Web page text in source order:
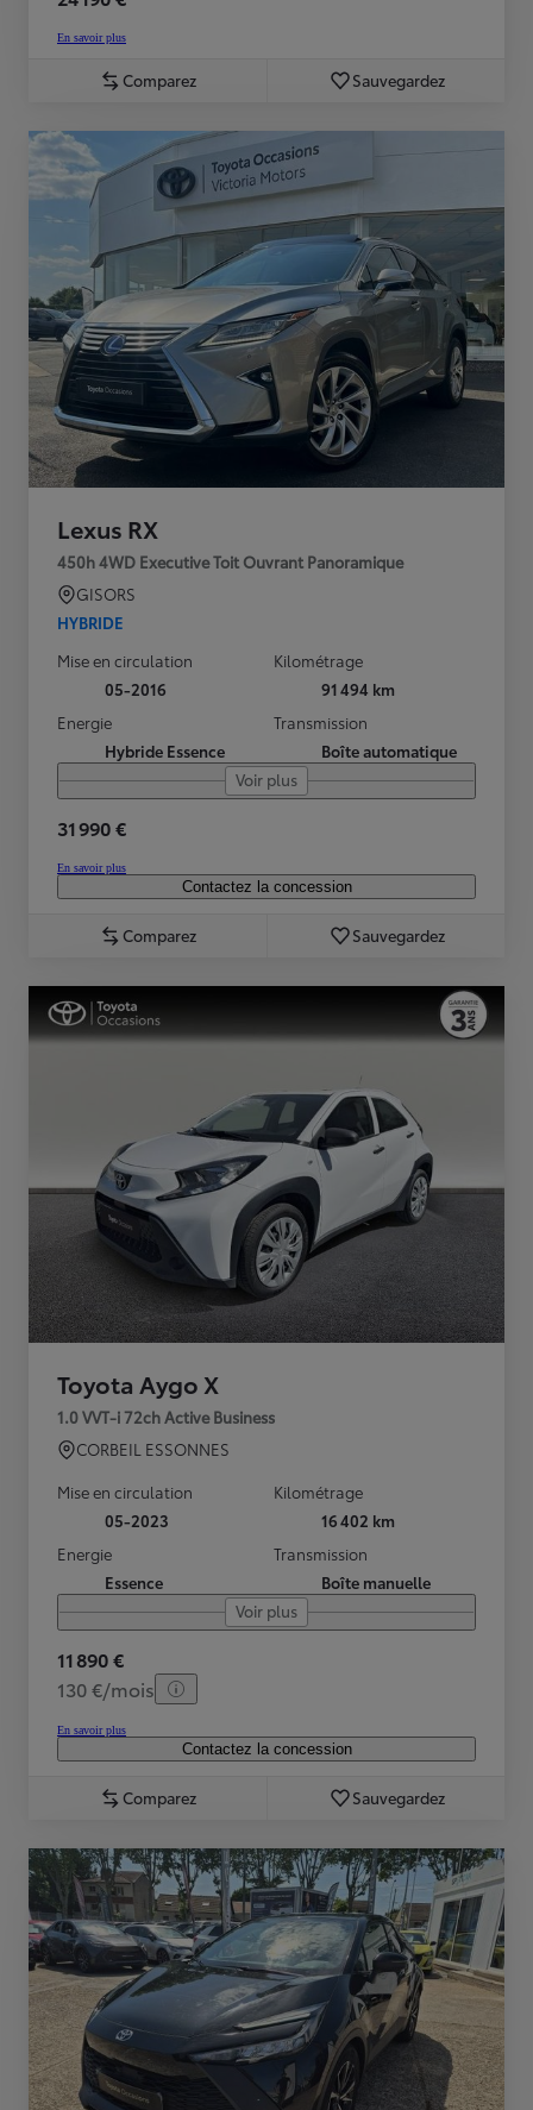
En savoir plus
Comparez Sauvegardez
Lexus RX
450h 4WD Executive Toit Ouvrant Panoramique
GISORS
HYBRIDE
Mise en circulation
05-2016
Kilométrage
91 494 km
Energie
Hybride Essence
Transmission
Boîte automatique
Voir plus
31 990 €
En savoir plus
Contactez la concession
Comparez Sauvegardez
Toyota Aygo X
1.0 VVT-i 72ch Active Business
CORBEIL ESSONNES
Mise en circulation
05-2023
Kilométrage
16 402 km
Energie
Essence
Transmission
Boîte manuelle
Voir plus
11 890 €
130 €/mois
En savoir plus
Contactez la concession
Comparez Sauvegardez